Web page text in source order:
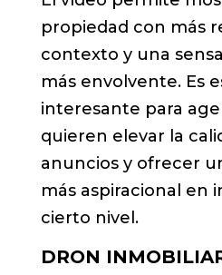
propiedad con más
contexto y una
más envolvente. Es
interesante para
quieren elevar la
anuncios y ofrecer
más aspiracional en
cierto nivel.
DRON